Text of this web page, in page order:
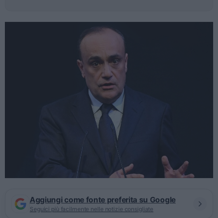
Aggiungi come fonte preferita su Google
Seguici più facilmente nelle notizie consigliate